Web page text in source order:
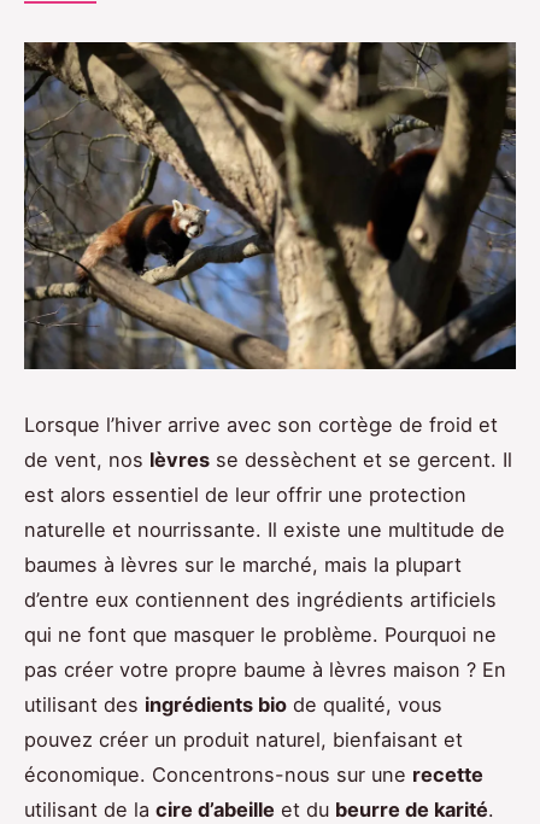
Lorsque l’hiver arrive avec son cortège de froid et
de vent, nos lèvres se dessèchent et se gercent. Il
est alors essentiel de leur offrir une protection
naturelle et nourrissante. Il existe une multitude de
baumes à lèvres sur le marché, mais la plupart
d’entre eux contiennent des ingrédients artificiels
qui ne font que masquer le problème. Pourquoi ne
pas créer votre propre baume à lèvres maison ? En
utilisant des ingrédients bio de qualité, vous
pouvez créer un produit naturel, bienfaisant et
économique. Concentrons-nous sur une recette
utilisant de la cire d’abeille et du beurre de karité.